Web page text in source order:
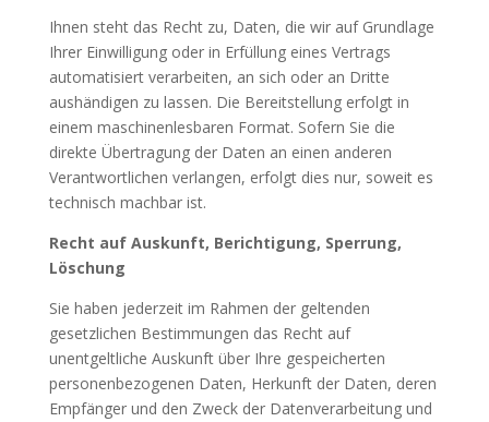
Ihnen steht das Recht zu, Daten, die wir auf Grundlage
Ihrer Einwilligung oder in Erfüllung eines Vertrags
automatisiert verarbeiten, an sich oder an Dritte
aushändigen zu lassen. Die Bereitstellung erfolgt in
einem maschinenlesbaren Format. Sofern Sie die
direkte Übertragung der Daten an einen anderen
Verantwortlichen verlangen, erfolgt dies nur, soweit es
technisch machbar ist.
Recht auf Auskunft, Berichtigung, Sperrung,
Löschung
Sie haben jederzeit im Rahmen der geltenden
gesetzlichen Bestimmungen das Recht auf
unentgeltliche Auskunft über Ihre gespeicherten
personenbezogenen Daten, Herkunft der Daten, deren
Empfänger und den Zweck der Datenverarbeitung und